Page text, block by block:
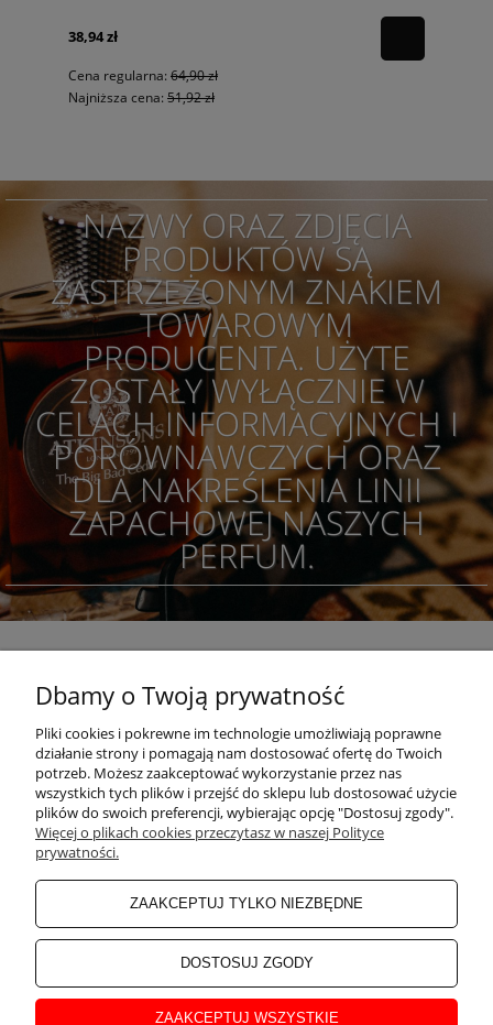
38,94 zł
Cena regularna: 64,90 zł
Najniższa cena: 51,92 zł
NAZWY ORAZ ZDJĘCIA
PRODUKTÓW SĄ
ZASTRZEŻONYM ZNAKIEM
TOWAROWYM
PRODUCENTA. UŻYTE
ZOSTAŁY WYŁĄCZNIE W
CELACH INFORMACYJNYCH I
PORÓWNAWCZYCH ORAZ
DLA NAKREŚLENIA LINII
ZAPACHOWEJ NASZYCH
PERFUM.
POMOC
KONKURSY
MOJE KONTO
PŁATNOŚCI I DOSTAWA
INFORMACJE
Dbamy o Twoją prywatność
Pliki cookies i pokrewne im technologie umożliwiają poprawne
działanie strony i pomagają nam dostosować ofertę do Twoich
potrzeb. Możesz zaakceptować wykorzystanie przez nas
wszystkich tych plików i przejść do sklepu lub dostosować użycie
plików do swoich preferencji, wybierając opcję "Dostosuj zgody".
Więcej o plikach cookies przeczytasz w naszej Polityce
prywatności.
ZAAKCEPTUJ TYLKO NIEZBĘDNE
DOSTOSUJ ZGODY
ZAAKCEPTUJ WSZYSTKIE